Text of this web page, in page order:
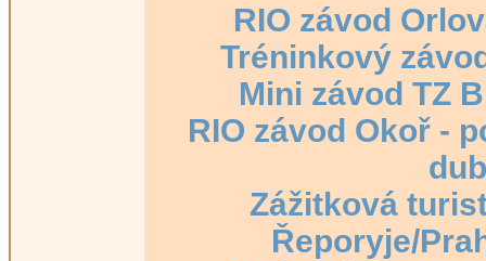
RIO závod
Tréninkový
Mini závod TZ
RIO závod Okoř -
Zážitková
Řeporyje/